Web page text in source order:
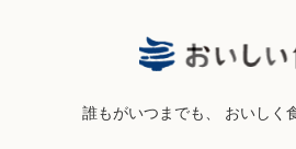
誰もがいつまでも、 おいしく